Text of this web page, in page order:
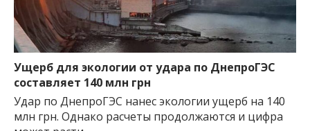
Ущерб для экологии от удара по ДнепроГЭС
составляет 140 млн грн
Удар по ДнепроГЭС нанес экологии ущерб на 140
млн грн. Однако расчеты продолжаются и цифра